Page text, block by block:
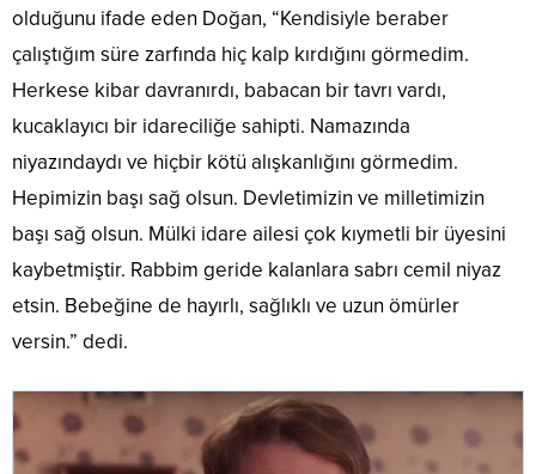
olduğunu ifade eden Doğan, “Kendisiyle beraber
çalıştığım süre zarfında hiç kalp kırdığını görmedim.
Herkese kibar davranırdı, babacan bir tavrı vardı,
kucaklayıcı bir idareciliğe sahipti. Namazında
niyazındaydı ve hiçbir kötü alışkanlığını görmedim.
Hepimizin başı sağ olsun. Devletimizin ve milletimizin
başı sağ olsun. Mülki idare ailesi çok kıymetli bir üyesini
kaybetmiştir. Rabbim geride kalanlara sabrı cemil niyaz
etsin. Bebeğine de hayırlı, sağlıklı ve uzun ömürler
versin.” dedi.